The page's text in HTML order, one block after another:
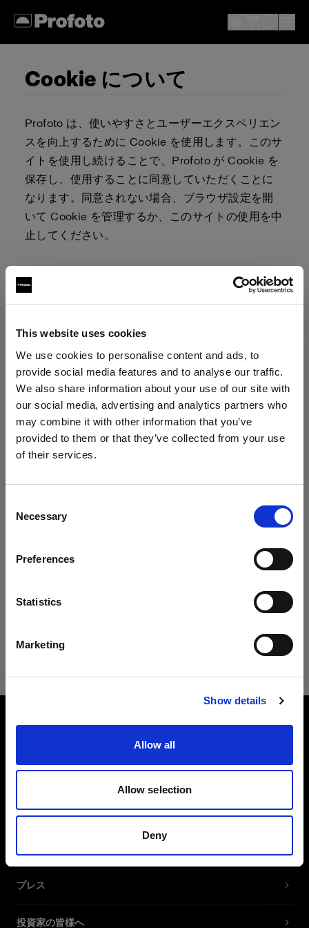
This website uses cookies
We use cookies to personalise content and ads, to
provide social media features and to analyse our traffic.
We also share information about your use of our site with
our social media, advertising and analytics partners who
may combine it with other information that you’ve
provided to them or that they’ve collected from your use
of their services.
Selection
Necessary
Preferences
Statistics
Marketing
Show details
Allow all
Allow selection
Deny
地域を変更しますか？
Greece
サイトにアクセス
Cookie について
Profoto は、使いやすさとユーザーエクスペリエン
スを向上するために Cookie を使用します。このサ
イトを使用し続けることで、Profoto が Cookie を
保存し、使用することに同意していただくことに
なります。同意されない場合、ブラウザ設定を開
いて Cookie を管理するか、このサイトの使用を中
止してください。
る責任は、ユーザーが負うものとします。ブラウ
Cookie を選択します。Cookie をブロックまたは
表示されなくなり、一部の機能が動作しなくなる
可能性があります。
Cookie は、ブラウザごとに個別で管理する必要が
あります。 あるブラウザで選択した Cookie は、
そのブラウザのみに適用されます。以下のブラウ
Mozilla Firefox
Safari
お問い合わせ
サポート
プレス
投資家の皆様へ